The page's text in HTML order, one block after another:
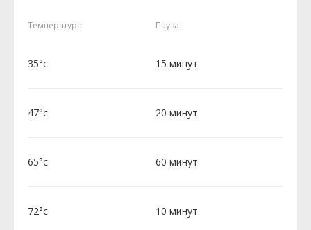
Температура: Пауза:
35°c 15 минут
47°c 20 минут
65°c 60 минут
72°c 10 минут